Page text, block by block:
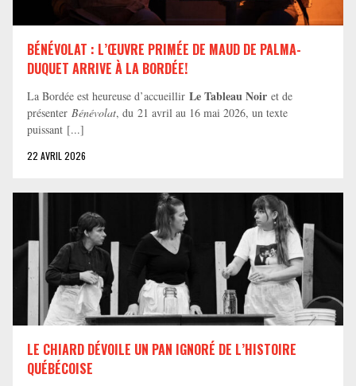
BÉNÉVOLAT : L’ŒUVRE PRIMÉE DE MAUD DE PALMA-
DUQUET ARRIVE À LA BORDÉE!
La Bordée est heureuse d’accueillir Le Tableau Noir et de
présenter Bénévolat, du 21 avril au 16 mai 2026, un texte
puissant [...]
22 AVRIL 2026
LE CHIARD DÉVOILE UN PAN IGNORÉ DE L’HISTOIRE
QUÉBÉCOISE